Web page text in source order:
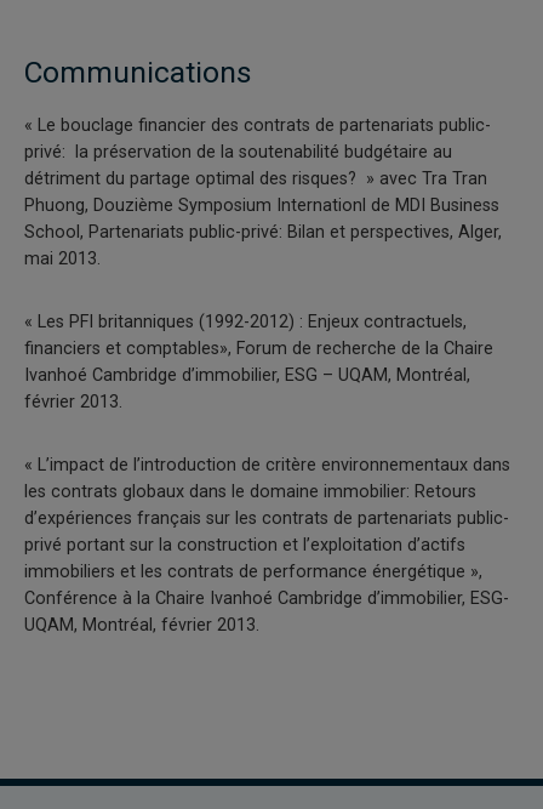
Communications
« Le bouclage financier des contrats de partenariats public-
privé: la préservation de la soutenabilité budgétaire au
détriment du partage optimal des risques? » avec Tra Tran
Phuong, Douzième Symposium Internationl de MDI Business
School, Partenariats public-privé: Bilan et perspectives, Alger,
mai 2013.
« Les PFI britanniques (1992-2012) : Enjeux contractuels,
financiers et comptables», Forum de recherche de la Chaire
Ivanhoé Cambridge d’immobilier, ESG – UQAM, Montréal,
février 2013.
« L’impact de l’introduction de critère environnementaux dans
les contrats globaux dans le domaine immobilier: Retours
d’expériences français sur les contrats de partenariats public-
privé portant sur la construction et l’exploitation d’actifs
immobiliers et les contrats de performance énergétique »,
Conférence à la Chaire Ivanhoé Cambridge d’immobilier, ESG-
UQAM, Montréal, février 2013.